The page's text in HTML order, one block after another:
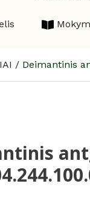
/ Deimantinis